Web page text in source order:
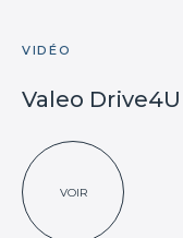
VIDÉO
Valeo
VOIR